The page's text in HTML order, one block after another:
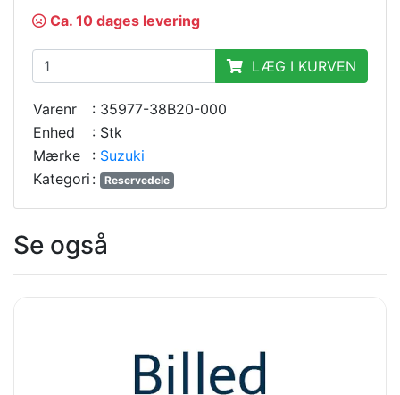
Ca. 10 dages levering
LÆG I KURVEN
Varenr
: 35977-38B20-000
Enhed
: Stk
Mærke
: Suzuki
Kategori : Reservedele
Se også